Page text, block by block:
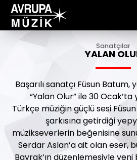
Sanatçılar
YALAN
Başarılı sanatçı Füsun Batum,
“Yalan Olur” ile 30
Türkçe müziğin güçlü sesi
şarkısına getirdiği
müzikseverlerin beğenisine
Serdar Aslan’a ait olan eser,
Bayrak’ın düzenlemesiyle